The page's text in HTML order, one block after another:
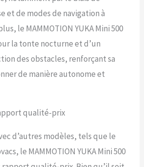
zones de travail et créer
des chemins entre elles,
même des chemins étroits
entre les maisons.
Définissez des horaires,
des modèles de coupe et
des hauteurs de coupe
différents pour chaque
d'être tondues, comme les
ordinaires, les terrains de
jeux ou les piscines. Avec
son dégagement vertical
et de modes de navigation à
le MAMMOTION YUKA Mini 500
la tonte nocturne et d’un
des obstacles, renforçant sa
de manière autonome et
qualité-prix
d’autres modèles, tels que le
le MAMMOTION YUKA Mini 500